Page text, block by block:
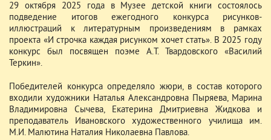
29 октября 2025 года в Музее детской книги состоялось
подведение итогов ежегодного конкурса рисунков-
иллюстраций к литературным произведениям в рамках
проекта «И строчка каждая рисунком хочет стать». В 2025 году
конкурс был посвящен поэме А.Т. Твардовского «Василий
Теркин».
Победителей конкурса определяло жюри, в состав которого
входили художники Наталья Александровна Пыряева, Марина
Владимировна Сычева, Екатерина Дмитриевна Жидкова и
преподаватель Ивановского художественного училища им.
М.И. Малютина Наталия Николаевна Павлова.